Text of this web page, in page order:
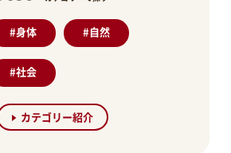
カテゴリー紹介
#身体 #自然
#社会